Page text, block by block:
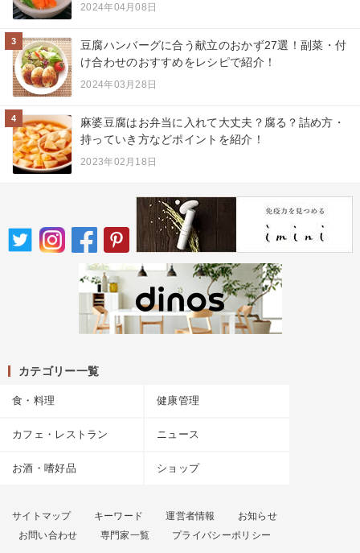
2024年04月08日
3
豆腐ハンバーグに合う献立のおかず27選！副菜・付
け合わせのおすすめをレシピで紹介！
2024年03月28日
4
麻婆豆腐はお弁当に入れて大丈夫？腐る？詰め方・
持っていき方などポイントを紹介！
2023年02月18日
カテゴリー一覧
食・料理 健康管理
カフェ・レストラン ニュース
お酒・嗜好品 ショップ
サイトマップ キーワード 運営者情報
お知らせ
お問い合わせ
専門家一覧 プライバシーポリシー